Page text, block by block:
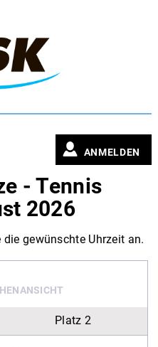
ANMELDEN
- Tennis
2026
gewünschte Uhrzeit an.
Platz 2